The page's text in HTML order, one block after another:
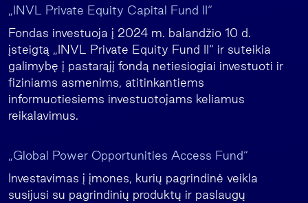
„INVL Private Equity Capital Fund II“
Fondas investuoja į 2024 m. balandžio 10 d.
įsteigtą „INVL Private Equity Fund II“ ir suteikia
galimybę į pastarąjį fondą netiesiogiai investuoti ir
fiziniams asmenims, atitinkantiems
informuotiesiems investuotojams keliamus
reikalavimus.
„Global Power Opportunities Access Fund“
Investavimas į įmones, kurių pagrindinė veikla
susijusi su pagrindinių produktų ir paslaugų